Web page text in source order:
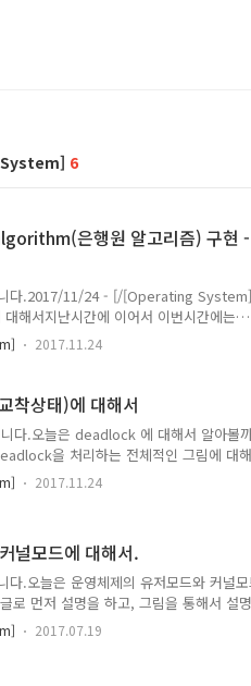
6
은행원 알고리즘) 구현 -
다.2017/11/24 - [/[Operating
해서지난시간에 이어서 이번시간에는
나 탐지할 때 사용할 수 있는 은행원 알
보겠습니다.문제는 공룡책 8th 7.10번
1. 구현할 내용현재 시스템의 상태를 아
안전한지(deadlock 이 발생하지 않는지
로 자원을 할당 받는지 볼 수 있도록 구
2017.11.24
착상태)에 대해서
다.오늘은 deadlock 에 대해서 알아볼
을 처리하는 전체적인 그림에 대
림이 잡히지 않아서 그려보았습니다.1.
상태)란 둘 이상의 Process가 서로가
이 한정된 자원을 사용하기 때문에 발생
조건이 성립할때 발생할 수 있습니다.
보장하기 위하여 dea..
2017.11.24
널모드에 대해서.
.오늘은 운영체제의 유저모드와 커널
로 먼저 설명을 하고, 그림을 통해서 설
Unix system programming 수업과 OS
시 내용에 이상한 점이 있으면 댓글로 지
2017.07.19